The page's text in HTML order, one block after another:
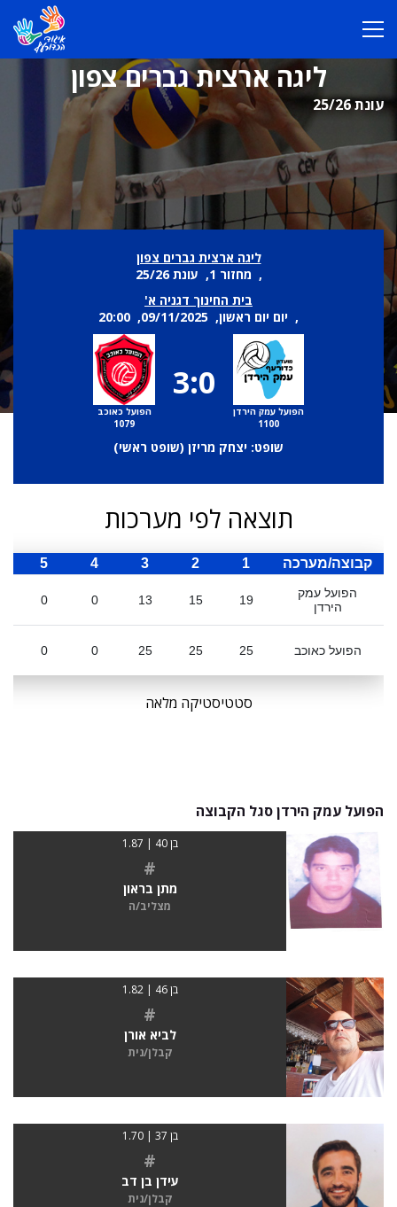
ליגה ארצית גברים צפון
עונת 25/26
ליגה ארצית גברים צפון
, מחזור 1, עונת 25/26
בית החינוך דגניה א'
, יום יום ראשון, 09/11/2025, 20:00
הפועל עמק הירדן
1100
3:0
הפועל כאוכב
1079
שופט: יצחק מריזן (שופט ראשי)
תוצאה לפי מערכות
קבוצה/מערכה 1
2
3
4
5
הפועל עמק
הירדן
19
15
13
0
0
הפועל כאוכב 25
25
25
0
0
סטטיסטיקה מלאה
הפועל עמק הירדן סגל הקבוצה
בן 40 | 1.87
#
מתן בראון
מצליב/ה
בן 46 | 1.82
#
לביא אורן
קבלן/נית
בן 37 | 1.70
#
עידן בן דב
קבלן/נית